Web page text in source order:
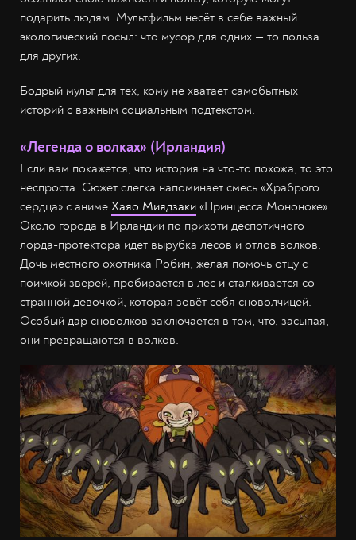
подарить людям. Мультфильм несёт в себе важный
экологический посыл: что мусор для одних — то польза
для других.
Бодрый мульт для тех, кому не хватает самобытных
историй с важным социальным подтекстом.
«Легенда о волках» (Ирландия)
Если вам покажется, что история на что-то похожа, то это
неспроста. Сюжет слегка напоминает смесь «Храброго
сердца» с аниме Хаяо Миядзаки «Принцесса Мононоке».
Около города в Ирландии по прихоти деспотичного
лорда-протектора идёт вырубка лесов и отлов волков.
Дочь местного охотника Робин, желая помочь отцу с
поимкой зверей, пробирается в лес и сталкивается со
странной девочкой, которая зовёт себя сноволчицей.
Особый дар сноволков заключается в том, что, засыпая,
они превращаются в волков.